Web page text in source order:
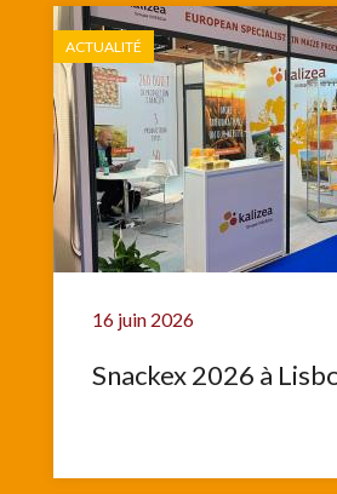
ACTUALITÉ
16 juin 2026
Snackex 2026 à